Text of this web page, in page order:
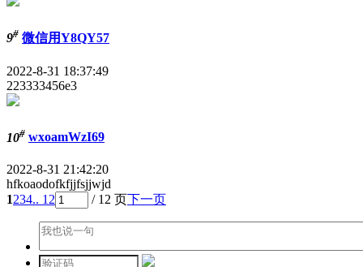
9# 微信用Y8QY57
2022-8-31 18:37:49
223333456e3
10# wxoamWzI69
2022-8-31 21:42:20
hfkoaodofkfjjfsjjwjd
1234.. 12 / 12 页下一页